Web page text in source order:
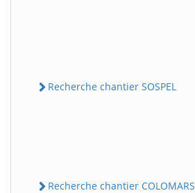
Recherche chantier SOSPEL
Recherche chantier COLOMARS